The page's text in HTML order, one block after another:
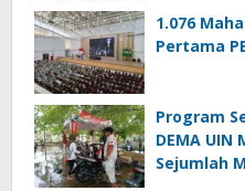
1.076
Pertama
Program
DEMA
Sejumlah